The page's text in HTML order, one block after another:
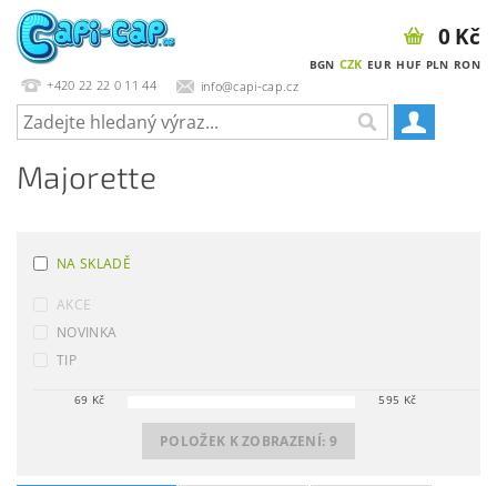
+420 22 22 0 11 44 info@capi-cap.cz
BGN CZK EUR HUF PLN RON
0 Kč
Majorette
NA SKLADĚ
AKCE
NOVINKA
TIP
69 Kč 595 Kč
POLOŽEK K ZOBRAZENÍ: 9